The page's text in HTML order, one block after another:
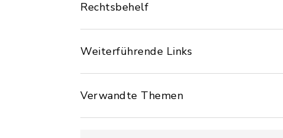
Rechtsbehelf
Weiterführende Links
Verwandte Themen